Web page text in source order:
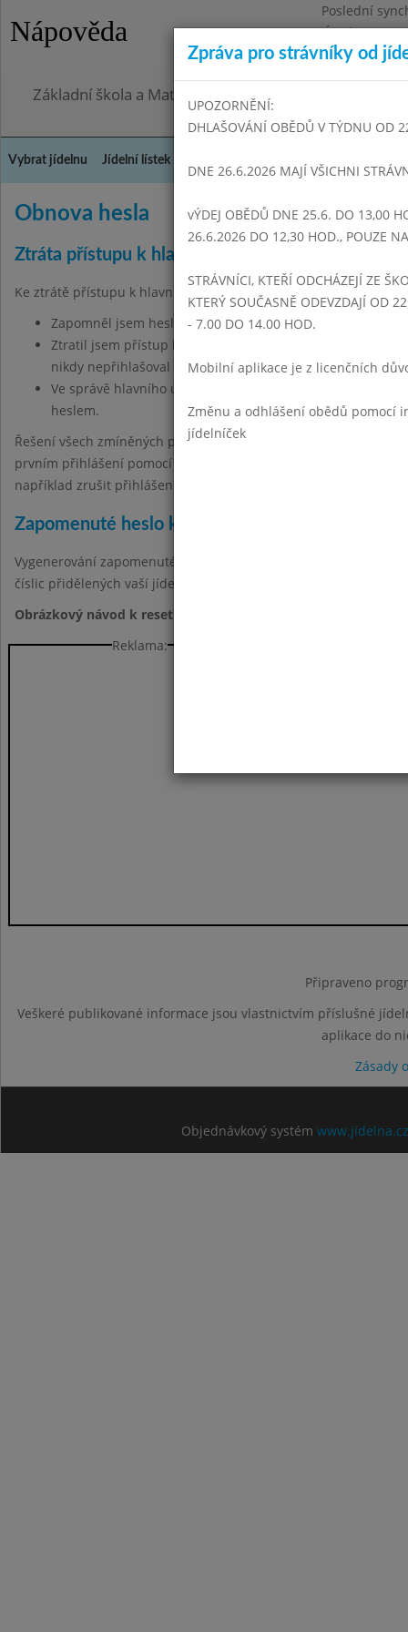
Nápověda
Poslední
Úterý
Omezení
Základní škola a Mateřská škola Dr. Edvarda Beneše,
Vybrat jídelnu Jídelní lístek
Obnova hesla
Ztráta přístupu k hlavnímu účtu
Ke ztrátě přístupu k hlavnímu účtu mohlo dojít několika
Zapomněl jsem heslo k hlavnímu účtu
Ztratil jsem přístup k službě, kterou používám jako
nikdy nepřihlašoval heslem.
Ve správě hlavního účtu jsem zrušil všechny metody
heslem.
Řešení všech zmíněných případů je stejné. Nechte si
prvním přihlášení pomocí nového hesla budete vyzváni k jeho
například zrušit přihlášení přes Google a vytvořit ho znovu pro
Zapomenuté heslo k účtu strávníka
Vygenerování zapomenutého hesla k účtu strávníka je možné
číslic přidělených vaší jídelnou) a e-mail, který máte zadaný v
Obrázkový návod k resetu hesla
Reklama:
Připraveno
Veškeré publikované informace jsou vlastnictvím příslušné
aplikace do
Zásady
Objednávkový systém www.jidelna.cz
Zpráva pro strávníky od
UPOZORNĚNÍ:
DHLAŠOVÁNÍ OBĚDŮ V TÝDNU OD
DNE 26.6.2026 MAJÍ VŠICHNI
vÝDEJ OBĚDŮ DNE 25.6. DO 13,00
26.6.2026 DO 12,30 HOD., POUZE
STRÁVNÍCI, KTEŘÍ ODCHÁZEJÍ ZE
KTERÝ SOUČASNĚ ODEVZDAJÍ OD
- 7.00 DO 14.00 HOD.
Mobilní aplikace je z licenčních
Změnu a odhlášení obědů pomocí
jídelníček